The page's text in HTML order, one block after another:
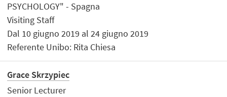
PSYCHOLOGY" - Spagna
Visiting Staff
Dal 10 giugno 2019 al 24 giugno 2019
Referente Unibo: Rita Chiesa
Grace Skrzypiec
Senior Lecturer